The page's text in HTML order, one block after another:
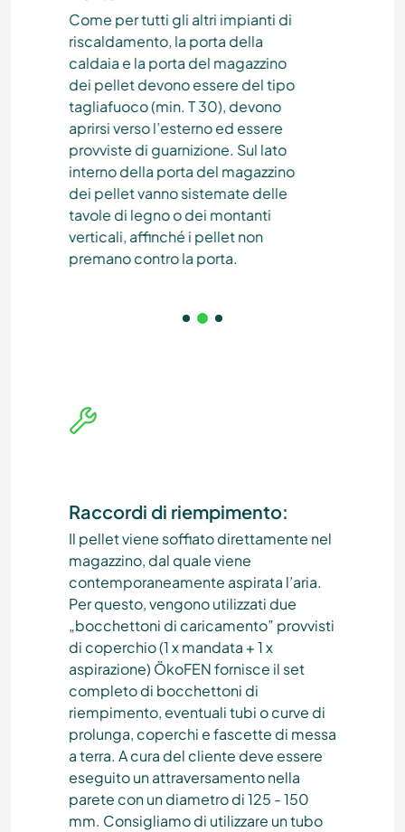
Come per tutti gli altri impianti di
riscaldamento, la porta della
caldaia e la porta del magazzino
dei pellet devono essere del tipo
tagliafuoco (min. T 30), devono
aprirsi verso l’esterno ed essere
provviste di guarnizione. Sul lato
interno della porta del magazzino
dei pellet vanno sistemate delle
tavole di legno o dei montanti
verticali, affinché i pellet non
premano contro la porta.
Raccordi di riempimento:
Il pellet viene soffiato direttamente nel
magazzino, dal quale viene
contemporaneamente aspirata l’aria.
Per questo, vengono utilizzati due
„bocchettoni di caricamento” provvisti
di coperchio (1 x mandata + 1 x
aspirazione) ÖkoFEN fornisce il set
completo di bocchettoni di
riempimento, eventuali tubi o curve di
prolunga, coperchi e fascette di messa
a terra. A cura del cliente deve essere
eseguito un attraversamento nella
parete con un diametro di 125 - 150
mm. Consigliamo di utilizzare un tubo